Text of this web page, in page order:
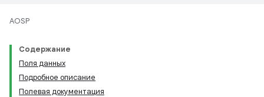
AOSP
Содержание
Поля данных
Подробное описание
Полевая документация